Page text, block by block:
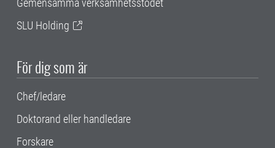
Gemensamma verksamhetsstödet
SLU Holding
För dig som är
Chef/ledare
Doktorand eller handledare
Forskare